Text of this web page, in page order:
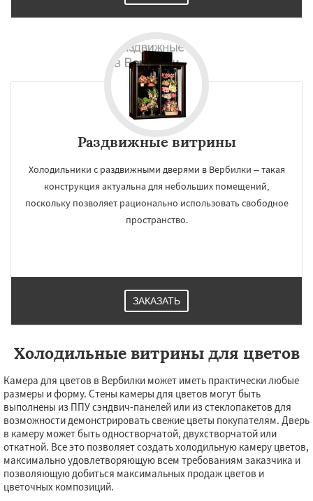
Раздвижные витрины
Холодильники с раздвижными дверями в Вербилки – такая
конструкция актуальна для небольших помещений,
поскольку позволяет рационально использовать свободное
пространство.
ЗАКАЗАТЬ
Холодильные витрины для цветов
Камера для цветов в Вербилки может иметь практически любые
размеры и форму. Стены камеры для цветов могут быть
выполнены из ППУ сэндвич-панелей или из стеклопакетов для
возможности демонстрировать свежие цветы покупателям. Дверь
в камеру может быть одностворчатой, двухстворчатой или
откатной. Все это позволяет создать холодильную камеру цветов,
максимально удовлетворяющую всем требованиям заказчика и
позволяющую добиться максимальных продаж цветов и
цветочных композиций.